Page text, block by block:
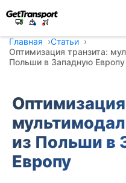
Главная
Статьи
Оптимизация транзита:
Польши в Западную Европу
из Польши в
Европу